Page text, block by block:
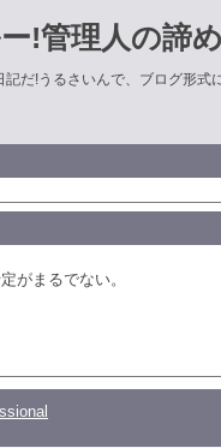
!管理人の諦
だ!うるさいんで、ブログ形式
がまるでない。